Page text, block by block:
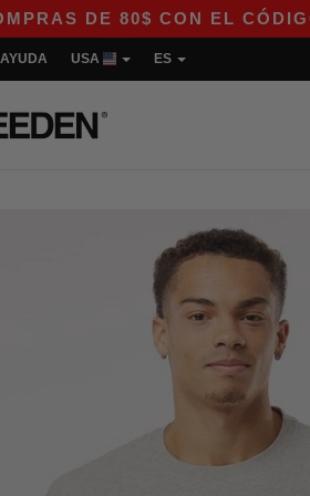
80$ CON EL CÓDIGO
USA ES